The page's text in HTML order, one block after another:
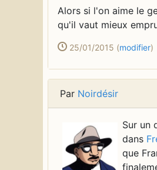
Alors si l'on aime le
qu'il vaut mieux
25/01/2015 (modifier)
Par Noirdésir
Sur un
dans
que